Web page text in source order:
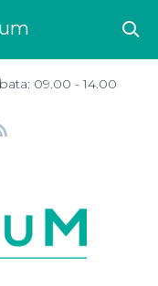
09.00 - 14.00